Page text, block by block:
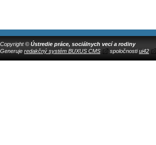
Copyright © Ústredie práce, sociálnych vecí a rodiny
Generuje redakčný systém BUXUS CMS spoločnostiui42